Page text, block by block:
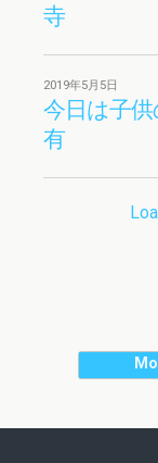
寺
2019年5月5日
今日は子
有